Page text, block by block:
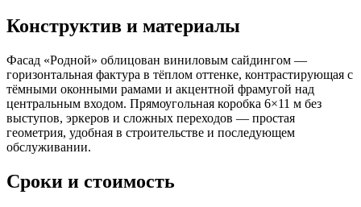
Конструктив и материалы
Фасад «Родной» облицован виниловым сайдингом —
горизонтальная фактура в тёплом оттенке, контрастирующая с
тёмными оконными рамами и акцентной фрамугой над
центральным входом. Прямоугольная коробка 6×11 м без
выступов, эркеров и сложных переходов — простая
геометрия, удобная в строительстве и последующем
обслуживании.
Сроки и стоимость